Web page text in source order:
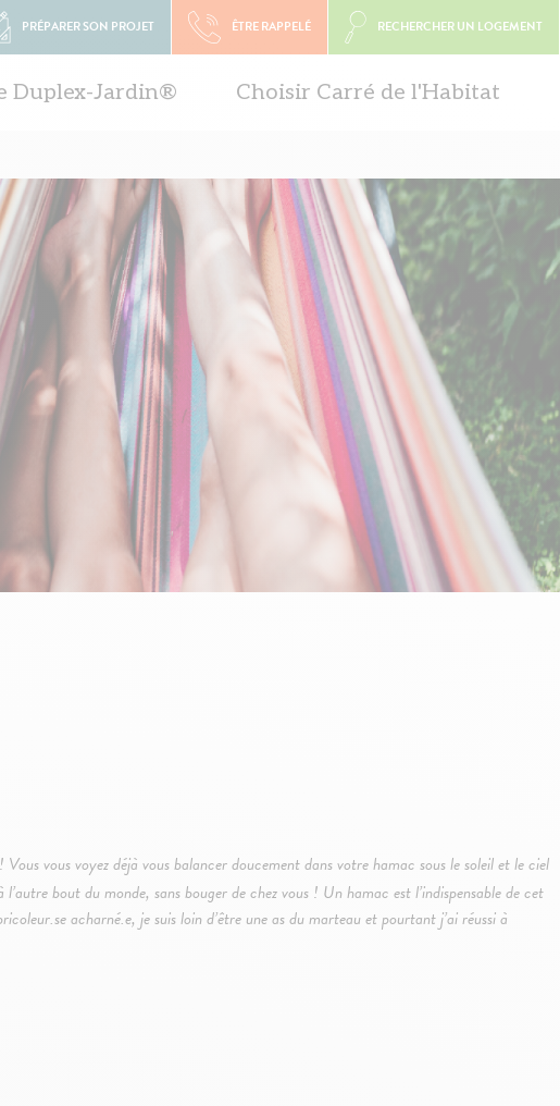
PRÉPARER SON PROJET ÊTRE RAPPELÉ RECHERCHER UN LOGEMENT
Duplex-Jardin® Choisir Carré de l'Habitat
vous voyez déjà vous balancer doucement dans votre hamac sous le soleil et le ciel
bout du monde, sans bouger de chez vous ! Un hamac est l’indispensable de cet
acharné.e, je suis loin d’être une as du marteau et pourtant j’ai réussi à